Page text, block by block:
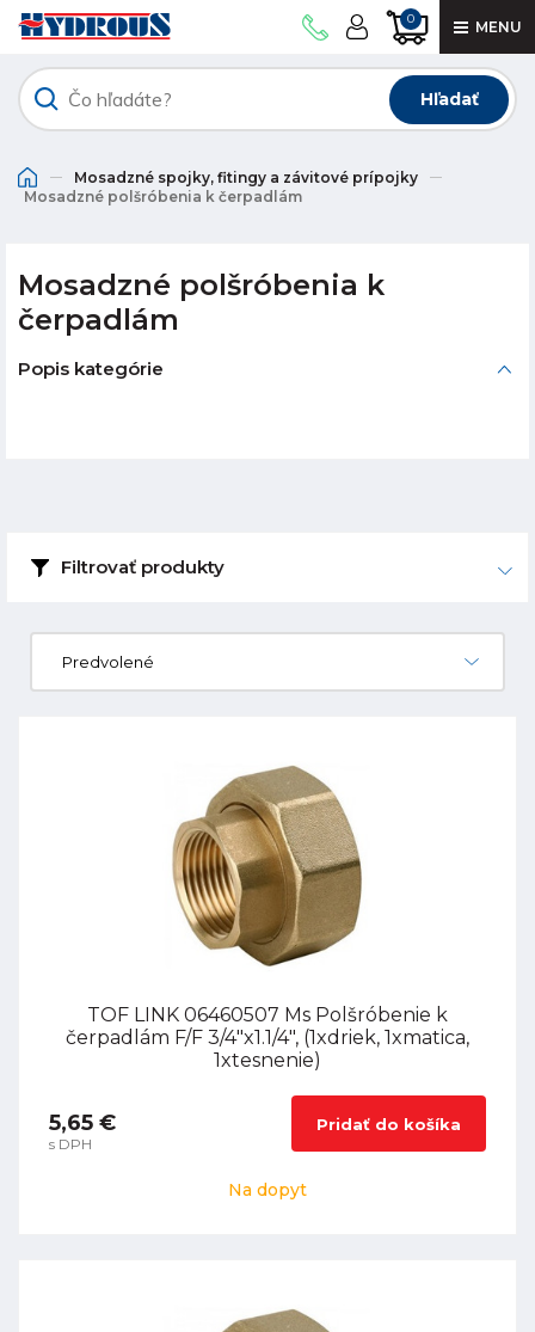
0 MENU
Hľadať
Mosadzné spojky, fitingy a závitové prípojky
Mosadzné polšróbenia k čerpadlám
Mosadzné polšróbenia k
čerpadlám
Popis kategórie
Filtrovať produkty
Predvolené
TOF LINK 06460507 Ms Polšróbenie k
čerpadlám F/F 3/4"x1.1/4", (1xdriek, 1xmatica,
1xtesnenie)
5,65 €
s DPH
Pridať do košíka
Na dopyt